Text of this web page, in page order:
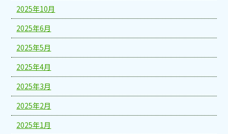
2025年10月
2025年6月
2025年5月
2025年4月
2025年3月
2025年2月
2025年1月